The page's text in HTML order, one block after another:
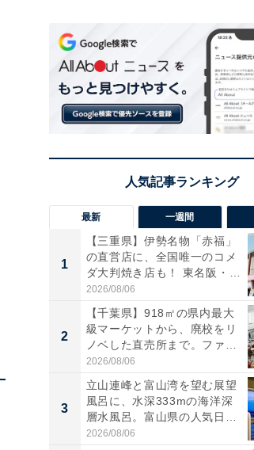
最新 一週間
1
【三重県】伊勢名物「赤福」
の直営店に、全国唯一のコメ
ダ大判焼き店も！ 東名阪・
伊...
2026/08/06
2
【千葉県】918㎡の県内最大
級マーケットから、廃校をリ
ノベした直売所まで。ファ
ー...
2026/08/06
3
立山連峰と富山湾を望む展望
風呂に、水深333mの海洋深
層水風呂。富山県の人気日
帰...
2026/08/06